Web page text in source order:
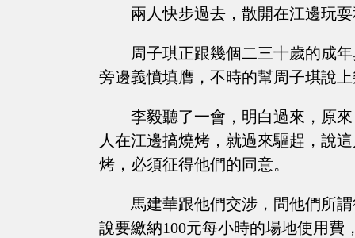
兩人快步過去，散開在江邊玩
周子琪正跟幾個二三十歲的成
旁邊義憤填膺，不時的幫周子琪說
李毅聽了一會，明白過來，原
人在江邊搞燒烤，就過來驅趕，說
烤，必須征得他們的同意。
馬建華跟他們交涉，問他們所
說要繳納100元每小時的場地使用